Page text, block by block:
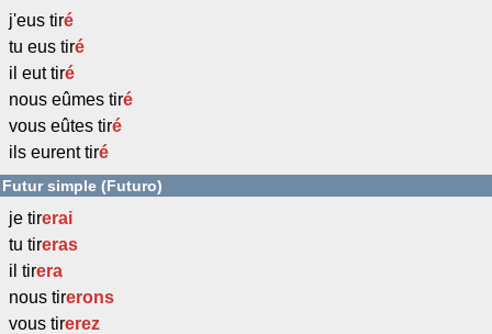
j'eus tiré
tu eus tiré
il eut tiré
nous eûmes tiré
vous eûtes tiré
ils eurent tiré
Futur simple (Futuro)
je tirerai
tu tireras
il tirera
nous tirerons
vous tirerez